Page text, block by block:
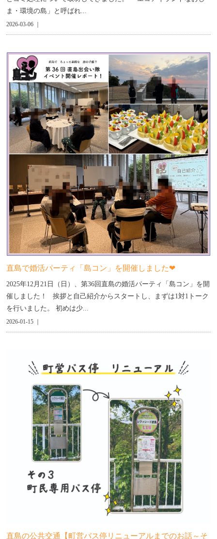
ま・環境の島」と呼ばれ...
2026-03-06 ｜
直島で婚活パーティ「島コン」を開催しました❤︎
2025年12月21日（日）、第36回直島の婚活パーティ「島コン」を開
催しました！ 挨拶と自己紹介からスタートし、まずは1対1トーク
を行いました。 初めは少...
2026-01-15 ｜
直島の公共交通【町営バス停リニューアルまでのお話～そ